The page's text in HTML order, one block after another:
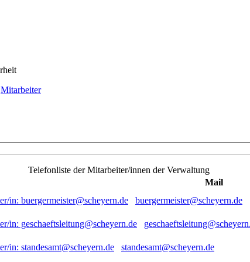
Mitarbeiter
Telefonliste der Mitarbeiter/innen der Verwaltung
Mail
buergermeister@scheyern.de
standesamt@scheyern.de